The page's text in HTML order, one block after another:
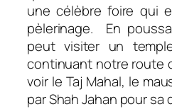
une célèbre foire qui
pèlerinage. En
peut visiter un
continuant notre route
voir le Taj Mahal, le
par Shah Jahan pour